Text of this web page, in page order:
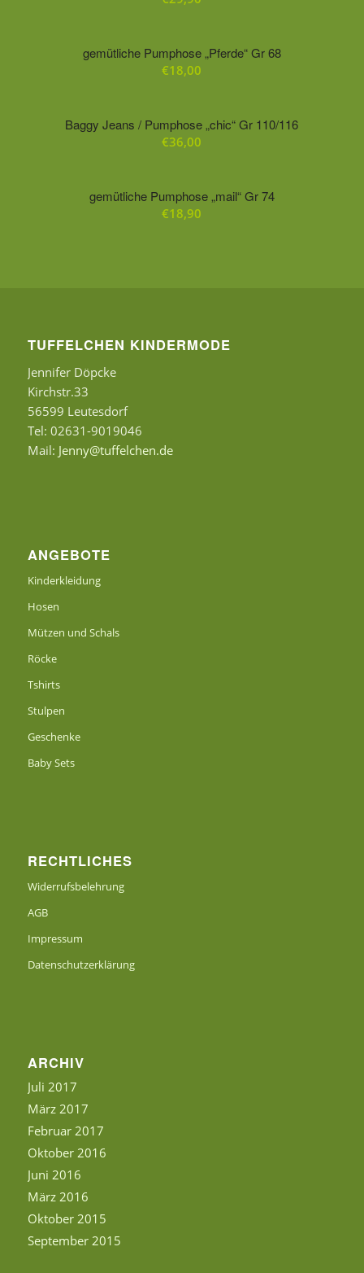
gemütliche Pumphose „Pferde“ Gr 68
€18,00
Baggy Jeans / Pumphose „chic“ Gr 110/116
€36,00
gemütliche Pumphose „mail“ Gr 74
€18,90
TUFFELCHEN KINDERMODE
Jennifer Döpcke
Kirchstr.33
56599 Leutesdorf
Tel: 02631-9019046
Mail: Jenny@tuffelchen.de
ANGEBOTE
Kinderkleidung
Hosen
Mützen und Schals
Röcke
Tshirts
Stulpen
Geschenke
Baby Sets
RECHTLICHES
Widerrufsbelehrung
AGB
Impressum
Datenschutzerklärung
ARCHIV
Juli 2017
März 2017
Februar 2017
Oktober 2016
Juni 2016
März 2016
Oktober 2015
September 2015